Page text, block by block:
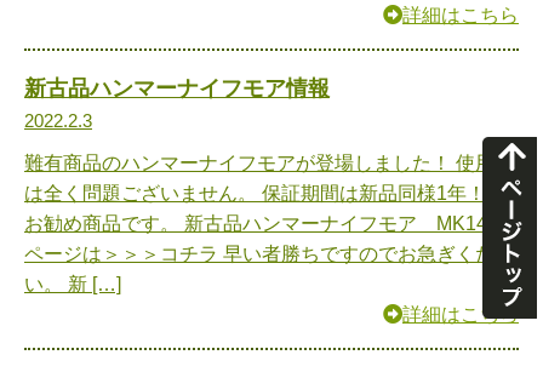
詳細はこちら
新古品ハンマーナイフモア情報
2022.2.3
難有商品のハンマーナイフモアが登場しました！ 使用に
は全く問題ございません。 保証期間は新品同様1年！
お勧め商品です。 新古品ハンマーナイフモア MK145の
ページは＞＞＞コチラ 早い者勝ちですのでお急ぎくださ
い。 新 […]
詳細はこちら